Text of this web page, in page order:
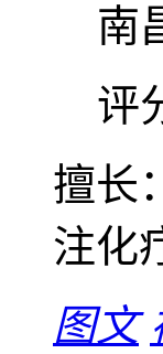
南
评
擅长
注化
图文